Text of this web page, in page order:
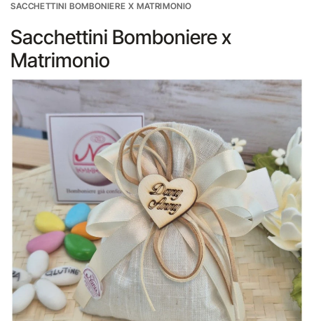
SACCHETTINI BOMBONIERE X MATRIMONIO
Sacchettini Bomboniere x
Matrimonio